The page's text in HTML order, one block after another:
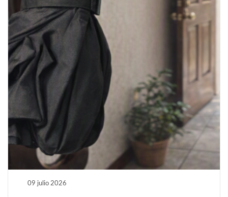
09 julio 2026